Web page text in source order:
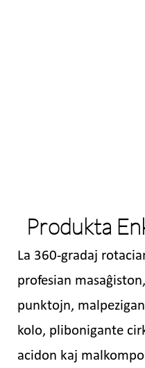
Produkta
La 360-gradaj
profesian
punktojn,
kolo, plibonigante
acidon kaj